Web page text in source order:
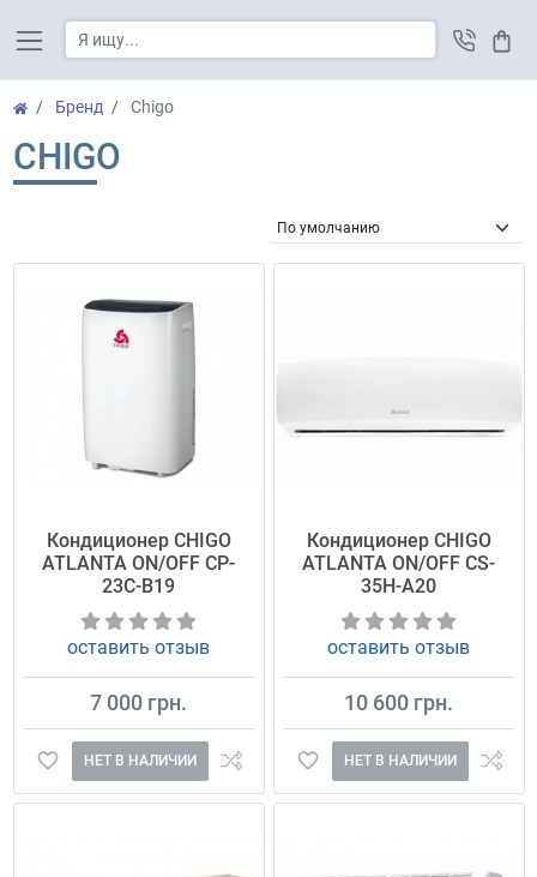
Бренд Chigo
CHIGO
Кондиционер CHIGO
ATLANTA ON/OFF CP-
23C-B19
оставить отзыв
7 000 грн.
НЕТ В НАЛИЧИИ
Кондиционер CHIGO
ATLANTA ON/OFF CS-
35H-A20
оставить отзыв
10 600 грн.
НЕТ В НАЛИЧИИ